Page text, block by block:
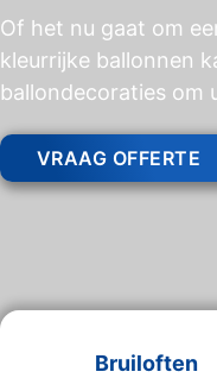
Of het nu gaat om
kleurrijke ballonnen
ballondecoraties om
VRAAG OFFERTE
Bruiloften